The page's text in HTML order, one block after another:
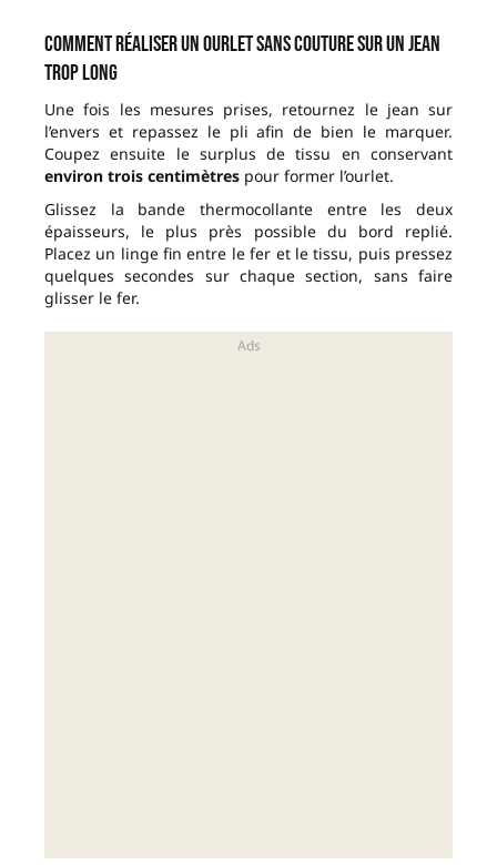
Comment réaliser un ourlet sans couture sur un jean
trop long
Une fois les mesures prises, retournez le jean sur
l’envers et repassez le pli afin de bien le marquer.
Coupez ensuite le surplus de tissu en conservant
environ trois centimètres pour former l’ourlet.
Glissez la bande thermocollante entre les deux
épaisseurs, le plus près possible du bord replié.
Placez un linge fin entre le fer et le tissu, puis pressez
quelques secondes sur chaque section, sans faire
glisser le fer.